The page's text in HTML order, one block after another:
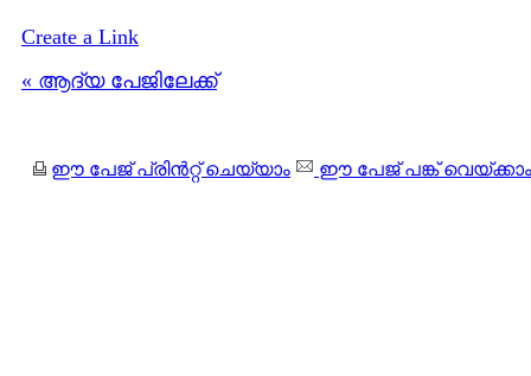
Create a Link
« ആദ്യ പേജിലേക്ക്
ഈ പേജ് പ്രിന്‍റ്റ് ചെയ്യാം ഈ പേജ് പങ്ക് വെയ്ക്കാം